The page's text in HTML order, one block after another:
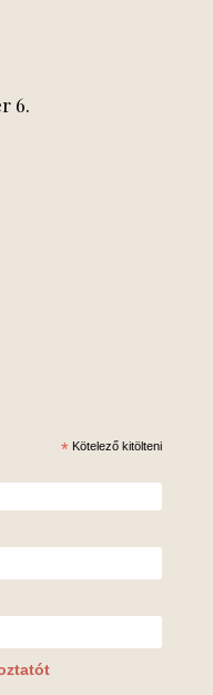
6.
* Kötelező kitölteni